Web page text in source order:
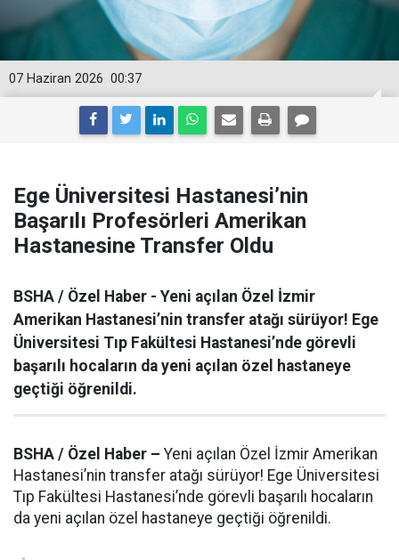
00:37
07 Haziran 2026
Ege Üniversitesi Hastanesi’nin
Başarılı Profesörleri Amerikan
Hastanesine Transfer Oldu
BSHA / Özel Haber - Yeni açılan Özel İzmir
Amerikan Hastanesi’nin transfer atağı sürüyor! Ege
Üniversitesi Tıp Fakültesi Hastanesi’nde görevli
başarılı hocaların da yeni açılan özel hastaneye
geçtiği öğrenildi.
BSHA / Özel Haber – Yeni açılan Özel İzmir Amerikan
Hastanesi’nin transfer atağı sürüyor! Ege Üniversitesi
Tıp Fakültesi Hastanesi’nde görevli başarılı hocaların
da yeni açılan özel hastaneye geçtiği öğrenildi.